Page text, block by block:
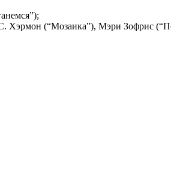
(“Мозаика”), Мэри Зофрис